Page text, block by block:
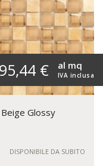
€ IVA inclusa
al mq
Glossy
DISPONIBILE DA SUBITO